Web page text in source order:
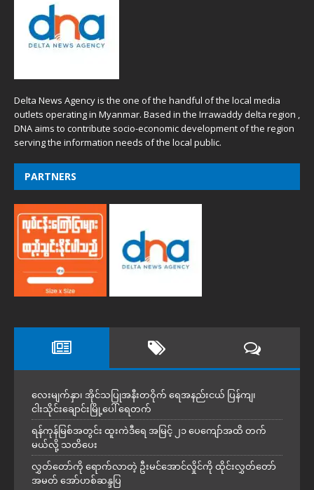
Delta News Agency is the one of the handful of the local media
outlets operating in Myanmar. Based in the Irrawaddy delta region ,
DNA aims to contribute socio-economic development of the region
serving the information needs of the local public.
PARTNERS
လေးမျက်နှာ၊ အိုင်သပြုအနီးတဝိုက် ရေအနည်းငယ် ပြန်ကျ၊
ငါးသိုင်းချောင်းမြို့ပေါ် ရေတက်
ရန်ကုန်မြစ်အတွင်း ထူးကဲဒီရေ အ​မြင့် ၂၁ ပေကျော်အထိ တက်
မယ်လို့ သတိပေး
လွှတ်တော်ကို ရောက်လာတဲ့ ဦးမင်အောင်လှိုင်ကို ထိုင်းလွှတ်တော်
အမတ် အော်ဟစ်ဆန္ဒပြ